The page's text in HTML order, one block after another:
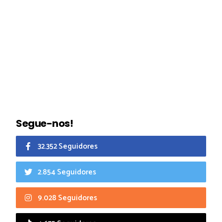
Segue-nos!
32.352 Seguidores
2.854 Seguidores
9.028 Seguidores